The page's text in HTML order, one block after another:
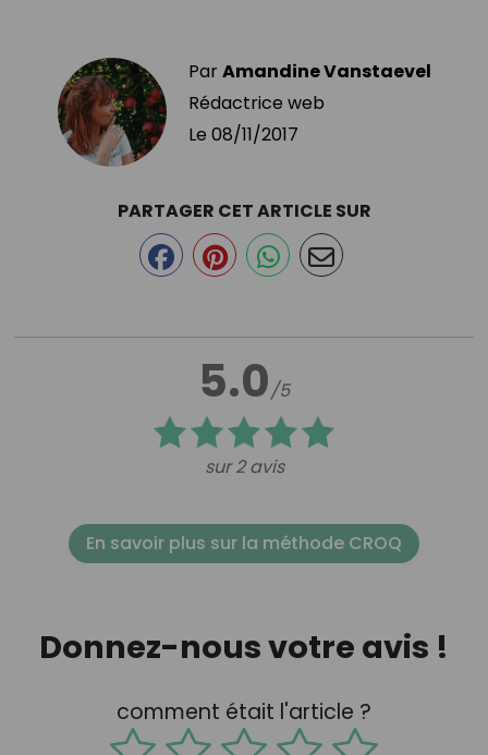
ParAmandine Vanstaevel
Rédactrice web
Le 08/11/2017
5.0/5
sur 2 avis
PARTAGER CET ARTICLE SUR
En savoir plus sur la méthode CROQ
Donnez-nous votre avis !
comment était l'article ?